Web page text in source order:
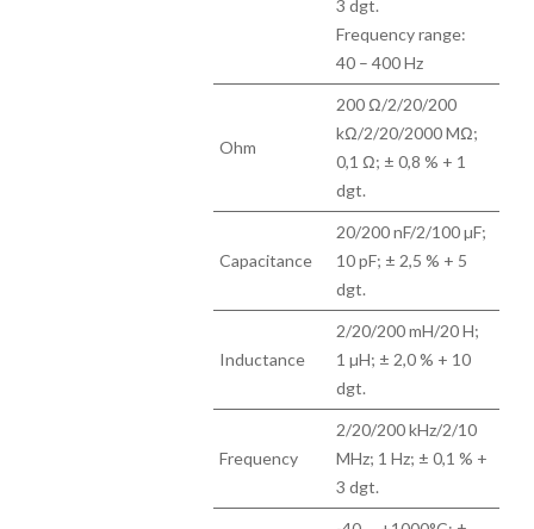
3 dgt.
Frequency range:
40 – 400 Hz
Ohm
200 Ω/2/20/200
kΩ/2/20/2000 MΩ;
0,1 Ω; ± 0,8 % + 1
dgt.
Capacitance
20/200 nF/2/100 µF;
10 pF; ± 2,5 % + 5
dgt.
Inductance
2/20/200 mH/20 H;
1 µH; ± 2,0 % + 10
dgt.
Frequency
2/20/200 kHz/2/10
MHz; 1 Hz; ± 0,1 % +
3 dgt.